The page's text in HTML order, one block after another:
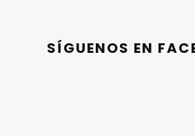
SÍGUENOS EN